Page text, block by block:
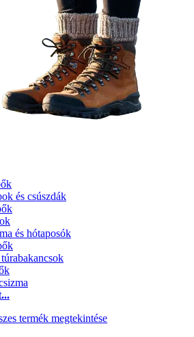
és csúszdák
és hótaposók